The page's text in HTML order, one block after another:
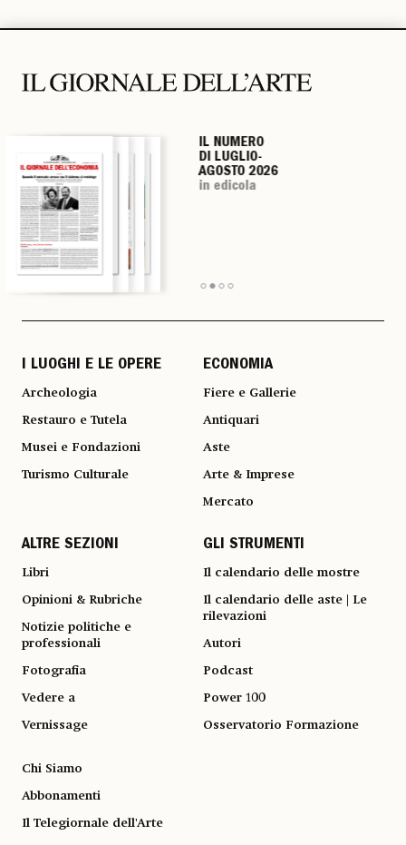
IL NUMERO
DI LUGLIO-
AGOSTO 2026
in edicola
IL NUMERO
DI LUGLIO-
AGOSTO 2026
in edicola
IL NUMERO
DI LUGLIO-
AGOSTO 2026
in edicola
IL NUMERO
DI LUGLIO-
AGOSTO 2026
in edicola
I LUOGHI E LE OPERE
Archeologia
Restauro e Tutela
Musei e Fondazioni
Turismo Culturale
ECONOMIA
Fiere e Gallerie
Antiquari
Aste
Arte & Imprese
Mercato
ALTRE SEZIONI
Libri
Opinioni & Rubriche
Notizie politiche e
professionali
Fotografia
Vedere a
Vernissage
GLI STRUMENTI
Il calendario delle mostre
Il calendario delle aste | Le
rilevazioni
Autori
Podcast
Power 100
Osservatorio Formazione
Chi Siamo
Abbonamenti
Il Telegiornale dell'Arte